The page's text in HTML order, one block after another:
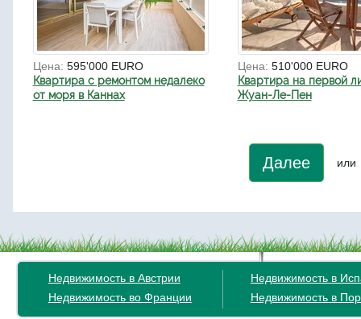
Цена: 595'000 EURO
Квартира с ремонтом недалеко
от моря в Каннах
Цена: 510'000 EURO
Квартира на первой
Жуан-Ле-Пен
Далее или
Недвижимость в Австрии
Недвижимость во Франции
Недвижимость в
Недвижимость в